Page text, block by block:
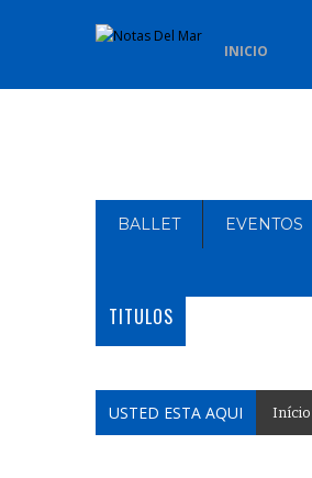
INICIO
BALLET EVENTOS
TITULOS
USTED ESTA AQUI Início